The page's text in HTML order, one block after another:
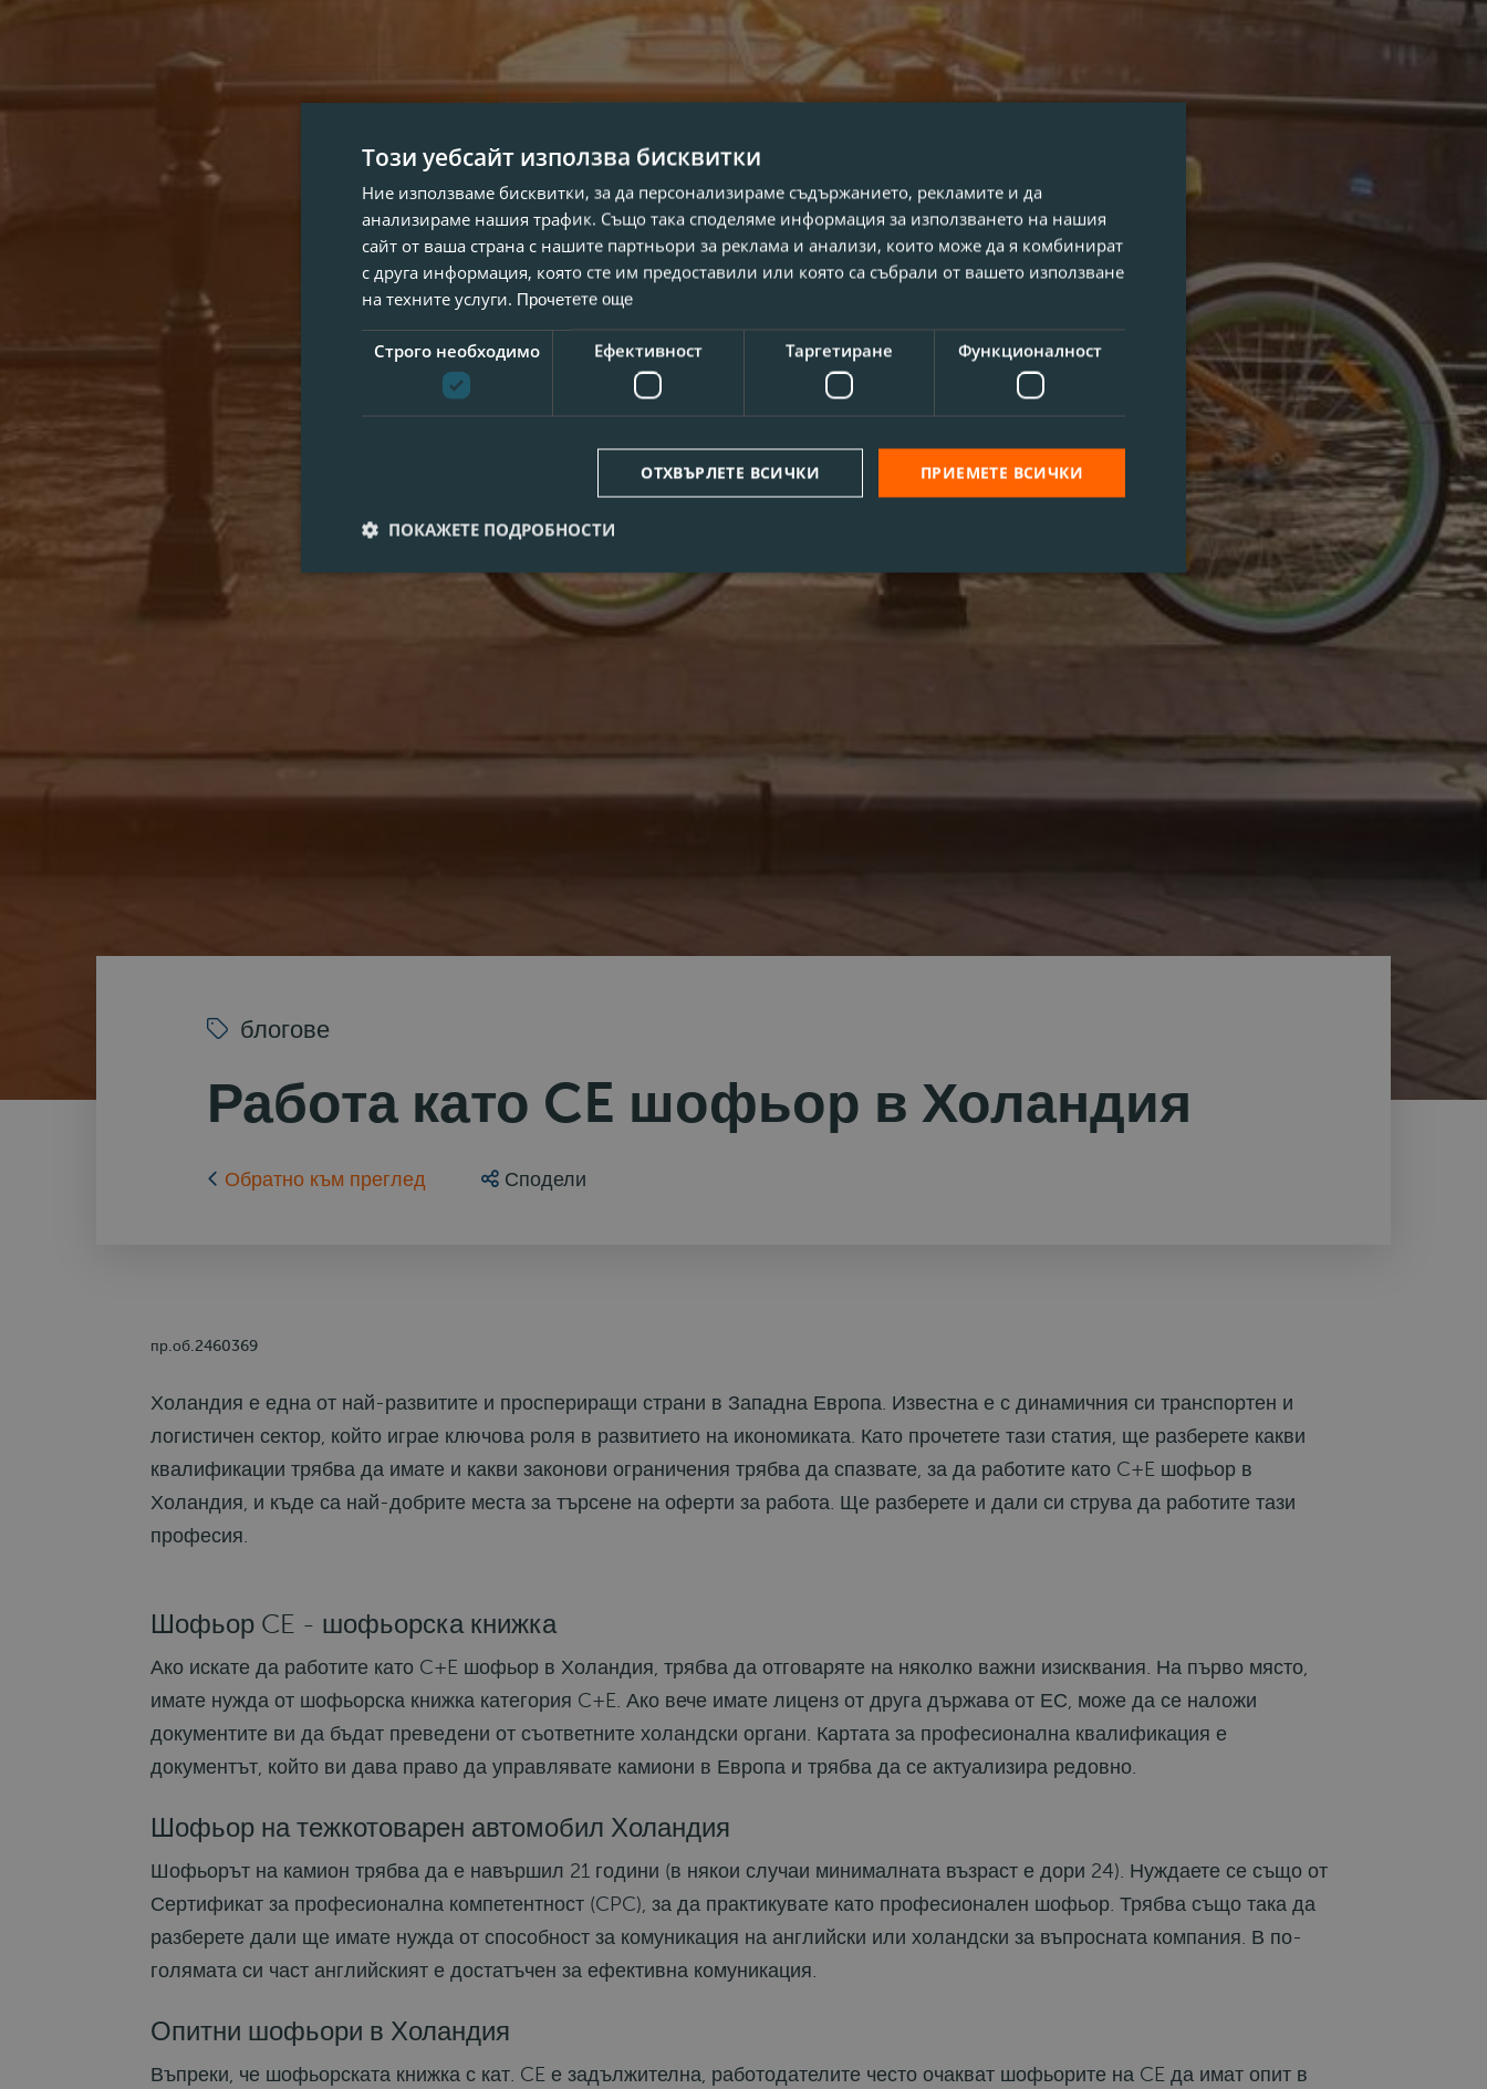
блогове
Работа като CE шофьор в Холандия
Обратно към преглед Сподели
пр.об.2460369
Холандия е една от най-развитите и проспериращи страни в Западна Европа. Известна е с динамичния си транспортен и
логистичен сектор, който играе ключова роля в развитието на икономиката. Като прочетете тази статия, ще разберете какви
квалификации трябва да имате и какви законови ограничения трябва да спазвате, за да работите като C+E шофьор в
Холандия, и къде са най-добрите места за търсене на оферти за работа. Ще разберете и дали си струва да работите тази
професия.
Шофьор CE - шофьорска книжка
Ако искате да работите като C+E шофьор в Холандия, трябва да отговаряте на няколко важни изисквания. На първо място,
имате нужда от шофьорска книжка категория C+E. Ако вече имате лиценз от друга държава от ЕС, може да се наложи
документите ви да бъдат преведени от съответните холандски органи. Картата за професионална квалификация е
документът, който ви дава право да управлявате камиони в Европа и трябва да се актуализира редовно.
Шофьор на тежкотоварен автомобил Холандия
Шофьорът на камион трябва да е навършил 21 години (в някои случаи минималната възраст е дори 24). Нуждаете се също от
Сертификат за професионална компетентност (CPC), за да практикувате като професионален шофьор. Трябва също така да
разберете дали ще имате нужда от способност за комуникация на английски или холандски за въпросната компания. В по-
голямата си част английският е достатъчен за ефективна комуникация.
Опитни шофьори в Холандия
Въпреки, че шофьорската книжка с кат. CE е задължителна, работодателите често очакват шофьорите на CE да имат опит в
Този уебсайт използва бисквитки
Ние използваме бисквитки, за да персонализираме съдържанието, рекламите и да
анализираме нашия трафик. Също така споделяме информация за използването на нашия
сайт от ваша страна с нашите партньори за реклама и анализи, които може да я комбинират
с друга информация, която сте им предоставили или която са събрали от вашето използване
на техните услуги. Прочетете още
Строго необходимо Ефективност Таргетиране Функционалност
ПРИЕМЕТЕ ВСИЧКИ
ОТХВЪРЛЕТЕ ВСИЧКИ
ПОКАЖЕТЕ ПОДРОБНОСТИ